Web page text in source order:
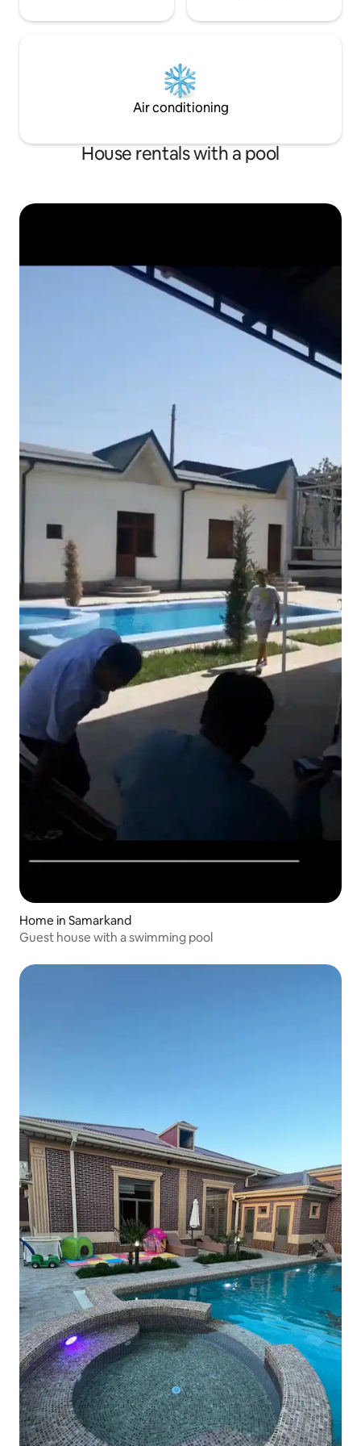
Air conditioning
House rentals with a pool
Home in Samarkand
Guest house with a swimming pool